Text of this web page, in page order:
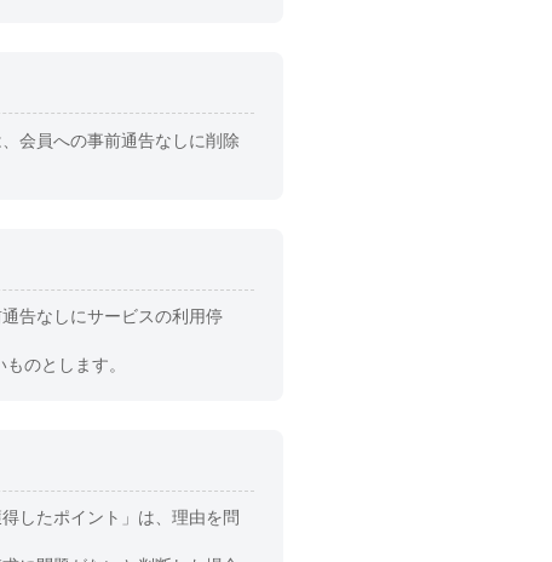
会員への事前通告なしに削除
告なしにサービスの利用停
のとします。
したポイント」は、理由を問